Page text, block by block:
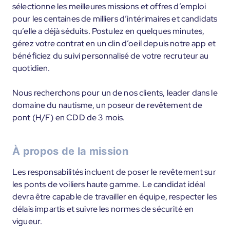
sélectionne les meilleures missions et offres d’emploi
pour les centaines de milliers d’intérimaires et candidats
qu’elle a déjà séduits. Postulez en quelques minutes,
gérez votre contrat en un clin d’oeil depuis notre app et
bénéficiez du suivi personnalisé de votre recruteur au
quotidien.
Nous recherchons pour un de nos clients, leader dans le
domaine du nautisme, un poseur de revêtement de
pont (H/F) en CDD de 3 mois.
À propos de la mission
Les responsabilités incluent de poser le revêtement sur
les ponts de voiliers haute gamme. Le candidat idéal
devra être capable de travailler en équipe, respecter les
délais impartis et suivre les normes de sécurité en
vigueur.